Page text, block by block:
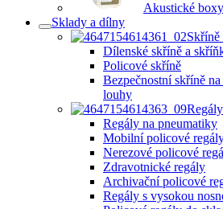
Akustické boxy
Sklady a dílny
Dílenské skříně a
Policové skříně
Bezpečnostní skříně
louhy
Regály
Regály na pneumatiky
Mobilní policové
Nerezové policové
Zdravotnické regály
Archivační policové
Regály s vysokou